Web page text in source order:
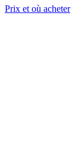
Prix et où acheter